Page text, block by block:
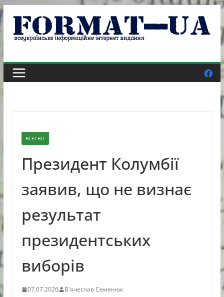
Skip
content
ВСЕСВІТ
Президент Колумбії
заявив, що не визнає
результат
президентських
виборів
07.07.2026 В'ячеслав Семенюк